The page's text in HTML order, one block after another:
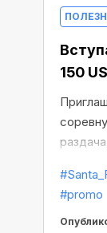
150
#promo